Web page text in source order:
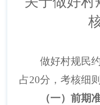
做好村规民
占20分，考核细
（一） 前期